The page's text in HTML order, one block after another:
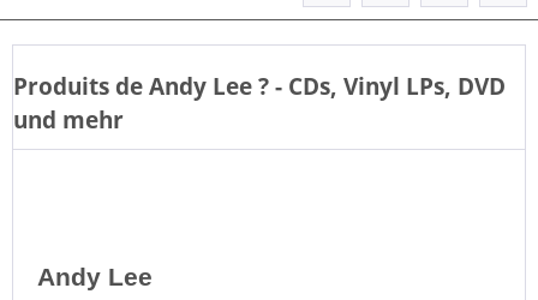
Produits deAndy Lee? - CDs, Vinyl LPs, DVD
und mehr
Andy Lee